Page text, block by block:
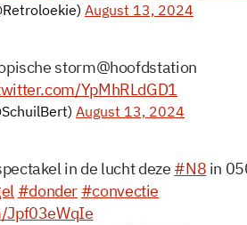
August 13, 2024
storm@hoofdstation
YpMhRLdGD1
August 13, 2024
in de lucht deze #N8 in
#donder #convectie
Jpf03eWqIe